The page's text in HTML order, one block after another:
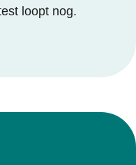
loopt nog.